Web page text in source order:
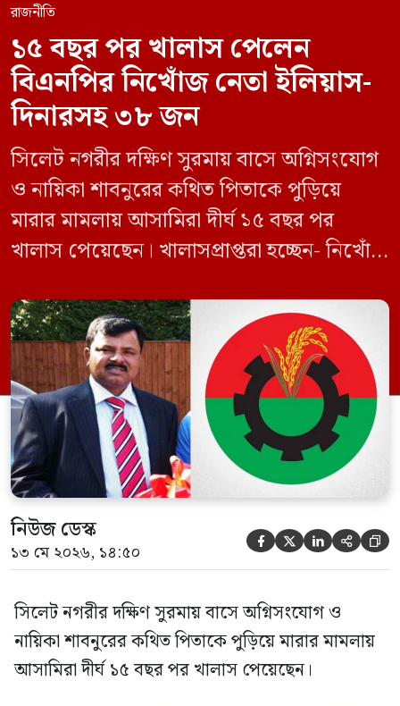
রাজনীতি
১৫ বছর পর খালাস পেলেন
বিএনপির নিখোঁজ নেতা ইলিয়াস-
দিনারসহ ৩৮ জন
সিলেট নগরীর দক্ষিণ সুরমায় বাসে অগ্নিসংযোগ
ও নায়িকা শাবনুরের কথিত পিতাকে পুড়িয়ে
মারার মামলায় আসামিরা দীর্ঘ ১৫ বছর পর
খালাস পেয়েছেন। খালাসপ্রাপ্তরা হচ্ছেন- নিখোঁজ
ইফতেখার আহমদ দিনারসহ ৩৮ জন নেতাকর্মী।
মঙ্গলবার দুপুরে মামলার দীর্ঘ শুনানি ও সাক্ষ্য-
প্রমাণ জেরা শেষে আসামিরা নির্দোষ প্রমাণিত
হওয়ায় খালাস দেন বিচারক। মানবপাচার […]
নিউজ ডেস্ক
১৩ মে ২০২৬, ১৪:৫০     
সিলেট নগরীর দক্ষিণ সুরমায় বাসে অগ্নিসংযোগ ও
নায়িকা শাবনুরের কথিত পিতাকে পুড়িয়ে মারার মামলায়
আসামিরা দীর্ঘ ১৫ বছর পর খালাস পেয়েছেন।